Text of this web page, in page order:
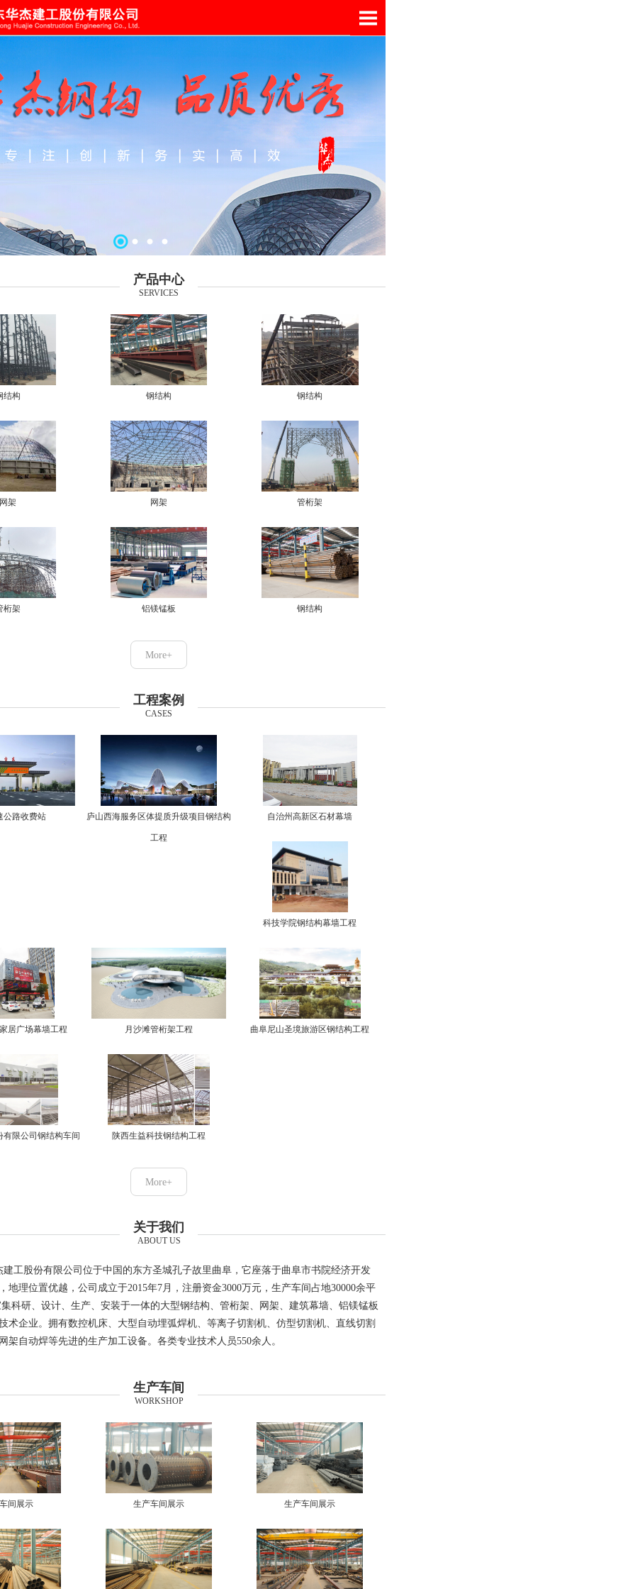
产品中心
SERVICES
结构 钢结构 钢结构
架 网架 管桁架
桁架 铝镁锰板 钢结构
More+
工程案例
CASES
公路收费站 庐山西海服务区体提质升级项目钢结构
工程
自治州高新区石材幕墙
科技学院钢结构幕墙工程
居广场幕墙工程 月沙滩管桁架工程 曲阜尼山圣境旅游区钢结构工程
限公司钢结构车间 陕西生益科技钢结构工程
More+
关于我们
ABOUT US
建工股份有限公司位于中国的东方圣城孔子故里曲阜，它座落于曲阜市书院经济开发
地理位置优越，公司成立于2015年7月，注册资金3000万元，生产车间占地30000余平
科研、设计、生产、安装于一体的大型钢结构、管桁架、网架、建筑幕墙、铝镁锰板
术企业。拥有数控机床、大型自动埋弧焊机、等离子切割机、仿型切割机、直线切割
架自动焊等先进的生产加工设备。各类专业技术人员550余人。
生产车间
WORKSHOP
间展示 生产车间展示 生产车间展示